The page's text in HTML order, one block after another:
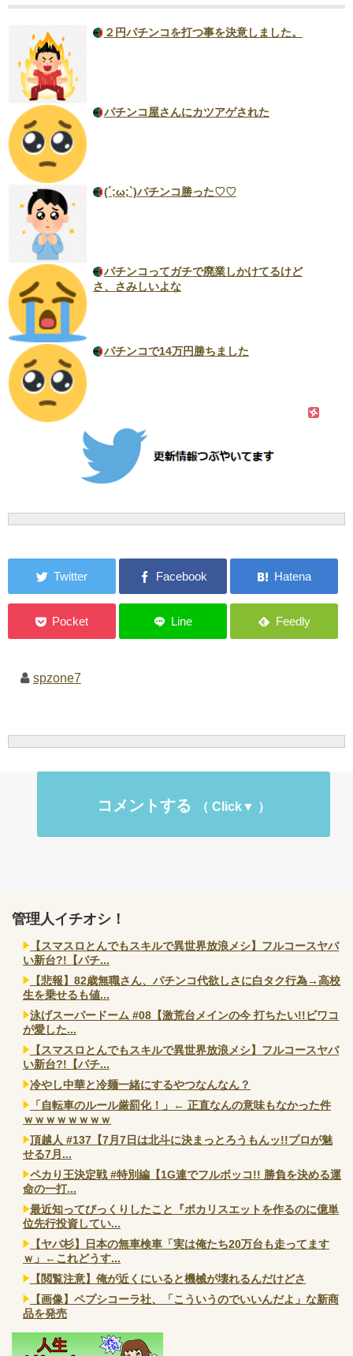
２円パチンコを打つ事を決意しました。
パチンコ屋さんにカツアゲされた
(´;ω;`)パチンコ勝った♡♡
パチンコってガチで廃業しかけてるけど
さ、さみしいよな
パチンコで14万円勝ちました
spzone7
コメントする
管理人イチオシ！
【スマスロとんでもスキルで異世界放浪メシ】フルコースヤバ
い新台?!【パチ...
【悲報】82歳無職さん、パチンコ代欲しさに白タク行為→高校
生を乗せるも値...
泳げスーパードーム #08【激荒台メインの今 打ちたい!!ビワコ
が愛した...
【スマスロとんでもスキルで異世界放浪メシ】フルコースヤバ
い新台?!【パチ...
冷やし中華と冷麺一緒にするやつなんなん？
「自転車のルール厳罰化！」← 正直なんの意味もなかった件
ｗｗｗｗｗｗｗｗ
頂越人 #137【7月7日は北斗に決まっとろうもんッ!!プロが魅
せる7月...
ペカり王決定戦 #特別編【1G連でフルボッコ!! 勝負を決める運
命の一打...
最近知ってびっくりしたこと『ポカリスエットを作るのに億単
位先行投資してい...
【ヤバ杉】日本の無車検車「実は俺たち20万台も走ってます
ｗ」←これどうす...
【閲覧注意】俺が近くにいると機械が壊れるんだけどさ
【画像】ペプシコーラ社、「こういうのでいいんだよ」な新商
品を発売